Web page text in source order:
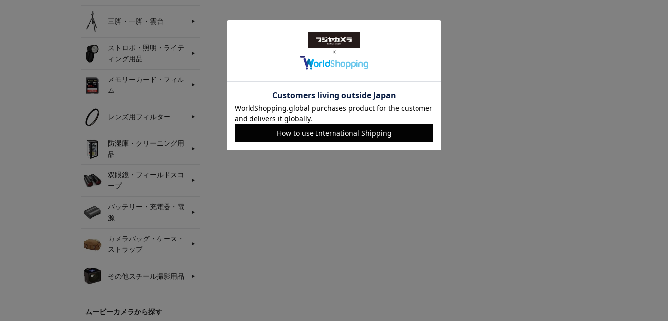
三脚・一脚・雲台
ストロボ・照明・ライテ
ィング用品
メモリーカード・フィル
ム
レンズ用フィルター
防湿庫・クリーニング用
品
双眼鏡・フィールドスコ
ープ
バッテリー・充電器・電
源
カメラバッグ・ケース・
ストラップ
その他スチール撮影用品
ムービーカメラから探す